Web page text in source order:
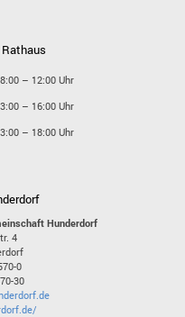
– 12:00 Uhr
– 16:00 Uhr
– 18:00 Uhr
Hunderdorf
4
0
30